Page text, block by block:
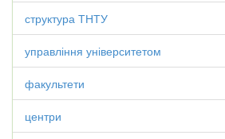
структура ТНТУ
управління університетом
факультети
центри